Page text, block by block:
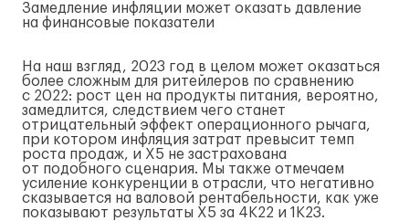
Замедление инфляции может оказать давление
на финансовые показатели
На наш взгляд, 2023 год в целом может оказаться
более сложным для ритейлеров по сравнению
с 2022: рост цен на продукты питания, вероятно,
замедлится, следствием чего станет
отрицательный эффект операционного рычага,
при котором инфляция затрат превысит темп
роста продаж, и X5 не застрахована
от подобного сценария. Мы также отмечаем
усиление конкуренции в отрасли, что негативно
сказывается на валовой рентабельности, как уже
показывают результаты X5 за 4К22 и 1К23.